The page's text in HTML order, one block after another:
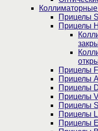
Прицелы
Прицелы
Прицелы
Прицелы
Прицелы
Прицелы
Прицелы
Прицелы
Прицелы